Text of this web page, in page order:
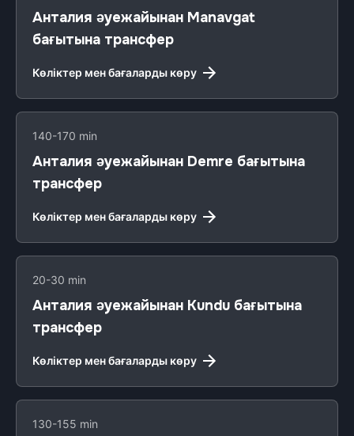
Анталия әуежайынан Manavgat
бағытына трансфер
Көліктер мен бағаларды көру
140-170 min
Анталия әуежайынан Demre бағытына
трансфер
Көліктер мен бағаларды көру
20-30 min
Анталия әуежайынан Kundu бағытына
трансфер
Көліктер мен бағаларды көру
130-155 min